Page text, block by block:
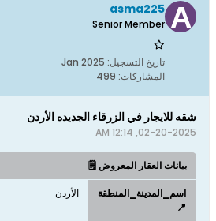
asma225
Senior Member
تاريخ التسجيل: Jan 2025
المشاركات: 499
شقه للايجار في الزرقاء الجديده الأردن
02-20-2025, 12:14 AM
بيانات العقار المعروض 🗒️
اسم_المدينة_المنطقة
📍
الأردن